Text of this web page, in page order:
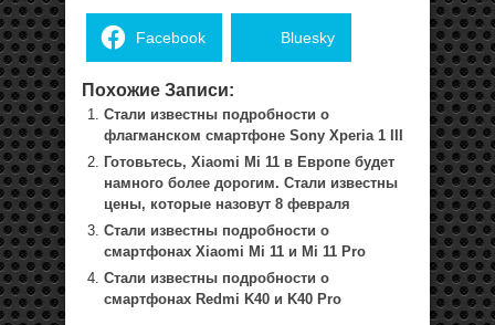
Facebook Bluesky
Похожие Записи:
Стали известны подробности о
флагманском смартфоне Sony Xperia 1 III
Готовьтесь, Xiaomi Mi 11 в Европе будет
намного более дорогим. Стали известны
цены, которые назовут 8 февраля
Стали известны подробности о
смартфонах Xiaomi Mi 11 и Mi 11 Pro
Стали известны подробности о
смартфонах Redmi K40 и K40 Pro